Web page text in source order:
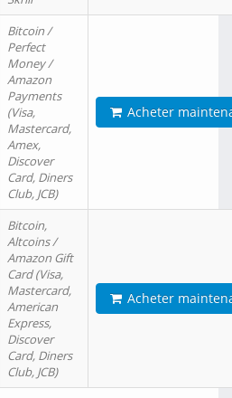
Bitcoin /
Perfect
Money /
Amazon
Payments
(Visa,
Mastercard,
Amex,
Discover
Card, Diners
Club, JCB)
Acheter
Bitcoin,
Altcoins /
Amazon Gift
Card (Visa,
Mastercard,
American
Express,
Discover
Card, Diners
Club, JCB)
Acheter